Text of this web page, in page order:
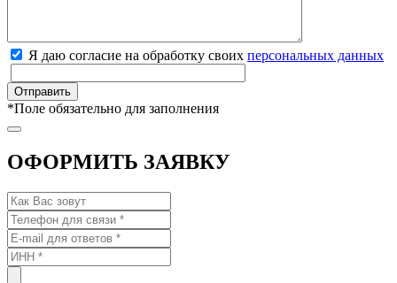
Я даю согласие на обработку своих персональных данных
*Поле обязательно для заполнения
ОФОРМИТЬ ЗАЯВКУ